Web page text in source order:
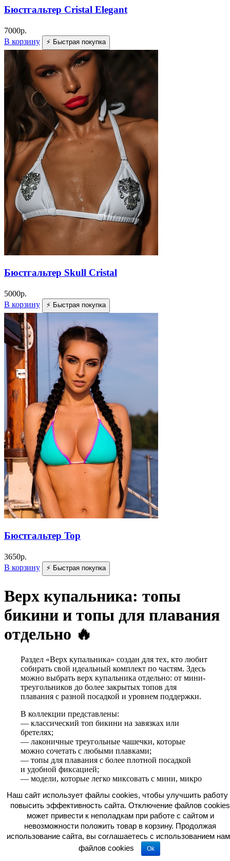
Бюстгальтер Cristal Elegant
7000р.
В корзину
⚡ Быстрая покупка
Бюстгальтер Skull Cristal
5000р.
В корзину
⚡ Быстрая покупка
Бюстгальтер Top
3650р.
В корзину
⚡ Быстрая покупка
Верх купальника: топы
бикини и топы для плавания
отдельно 🔥
Раздел «Верх купальника» создан для тех, кто любит
собирать свой идеальный комплект по частям. Здесь
можно выбрать верх купальника отдельно: от мини-
треугольников до более закрытых топов для
плавания с разной посадкой и уровнем поддержки.
В коллекции представлены:
— классический топ бикини на завязках или
бретелях;
— лаконичные треугольные чашечки, которые
можно сочетать с любыми плавками;
— топы для плавания с более плотной посадкой
и удобной фиксацией;
— модели, которые легко миксовать с мини, микро
Каждый верх купальника создаётся на московском
производстве бренда из премиальных итальянских
и французских тканей. Эластичные материалы
и продуманная конструкция помогают топу
комфортно сидеть, красиво формировать линию
груди и надёжно держаться даже при активном
Наш сайт использует файлы cookies, чтобы улучшить работу
повысить эффективность сайта. Отключение файлов cookies
может привести к неполадкам при работе с сайтом и
невозможности положить товар в корзину. Продолжая
использование сайта, вы соглашаетесь c использованием
файлов cookies
Ok